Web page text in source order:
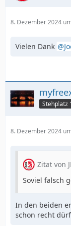
8. Dezember 2024
Vielen Dank
8. Dezember 2024
Zitat von
Soviel falsch
In den beiden
schon recht